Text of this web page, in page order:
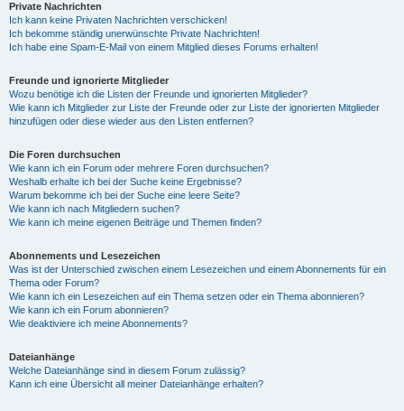
Private Nachrichten
Ich kann keine Privaten Nachrichten verschicken!
Ich bekomme ständig unerwünschte Private Nachrichten!
Ich habe eine Spam-E-Mail von einem Mitglied dieses Forums erhalten!
Freunde und ignorierte Mitglieder
Wozu benötige ich die Listen der Freunde und ignorierten Mitglieder?
Wie kann ich Mitglieder zur Liste der Freunde oder zur Liste der ignorierten Mitglieder
hinzufügen oder diese wieder aus den Listen entfernen?
Die Foren durchsuchen
Wie kann ich ein Forum oder mehrere Foren durchsuchen?
Weshalb erhalte ich bei der Suche keine Ergebnisse?
Warum bekomme ich bei der Suche eine leere Seite?
Wie kann ich nach Mitgliedern suchen?
Wie kann ich meine eigenen Beiträge und Themen finden?
Abonnements und Lesezeichen
Was ist der Unterschied zwischen einem Lesezeichen und einem Abonnements für ein
Thema oder Forum?
Wie kann ich ein Lesezeichen auf ein Thema setzen oder ein Thema abonnieren?
Wie kann ich ein Forum abonnieren?
Wie deaktiviere ich meine Abonnements?
Dateianhänge
Welche Dateianhänge sind in diesem Forum zulässig?
Kann ich eine Übersicht all meiner Dateianhänge erhalten?